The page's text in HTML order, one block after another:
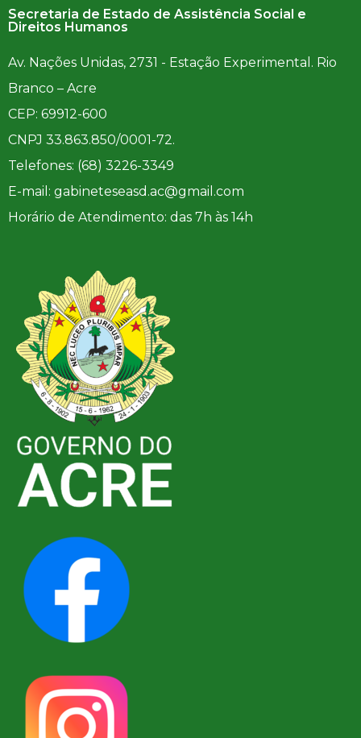
Secretaria de Estado de Assistência Social e
Direitos Humanos
Av. Nações Unidas, 2731 - Estação Experimental. Rio
Branco – Acre
CEP: 69912-600
CNPJ 33.863.850/0001-72.
Telefones: (68) 3226-3349
E-mail: gabineteseasd.ac@gmail.com
Horário de Atendimento: das 7h às 14h